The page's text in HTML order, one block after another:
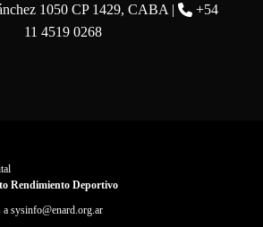
1050 CP 1429, CABA |
+54
11 4519 0268
Rendimiento Deportivo
a sysinfo@enard.org.ar